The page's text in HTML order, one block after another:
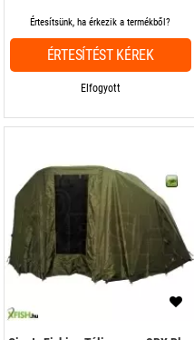
Elfogyott
Értesítsünk, ha érkezik a termékből?
ÉRTESÍTÉST KÉREK